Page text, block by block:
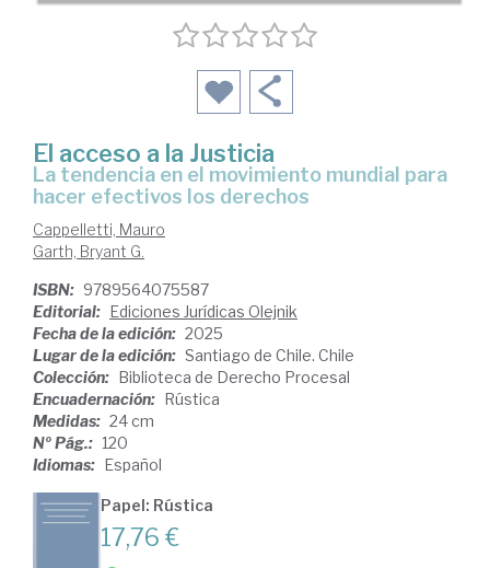
El acceso a la Justicia
La tendencia en el movimiento mundial para
hacer efectivos los derechos
Cappelletti, Mauro
Garth, Bryant G.
ISBN: 9789564075587
Editorial: Ediciones Jurídicas Olejnik
Fecha de la edición: 2025
Lugar de la edición: Santiago de Chile. Chile
Colección: Biblioteca de Derecho Procesal
Encuadernación: Rústica
Medidas: 24 cm
Nº Pág.: 120
Idiomas: Español
Papel: Rústica
17,76 €